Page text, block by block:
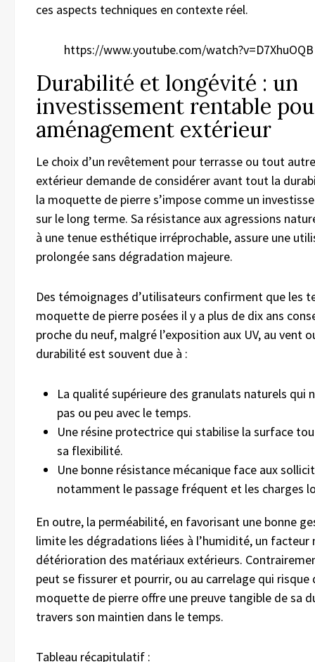
ces aspects techniques en contexte réel.
https://www.youtube.com/
Durabilité et longévité : un
investissement rentable
aménagement extérieur
Le choix d’un revêtement pour terrasse ou tout
extérieur demande de considérer avant tout la
la moquette de pierre s’impose comme un
sur le long terme. Sa résistance aux agressions
à une tenue esthétique irréprochable, assure une
prolongée sans dégradation majeure.
Des témoignages d’utilisateurs confirment que les
moquette de pierre posées il y a plus de dix ans
proche du neuf, malgré l’exposition aux UV, au vent
durabilité est souvent due à :
La qualité supérieure des granulats naturels qui
pas ou peu avec le temps.
Une résine protectrice qui stabilise la surface
sa flexibilité.
Une bonne résistance mécanique face aux
notamment le passage fréquent et les charges
En outre, la perméabilité, en favorisant une bonne
limite les dégradations liées à l’humidité, un facteur
détérioration des matériaux extérieurs.
peut se fissurer et pourrir, ou au carrelage qui risque
moquette de pierre offre une preuve tangible de sa
travers son maintien dans le temps.
Tableau récapitulatif :